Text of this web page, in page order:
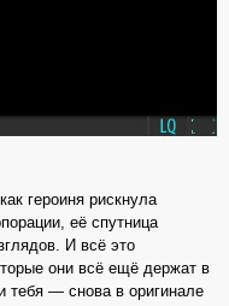
героиня рискнула
её спутница
И всё это
они всё ещё держат в
тебя — снова в оригинале